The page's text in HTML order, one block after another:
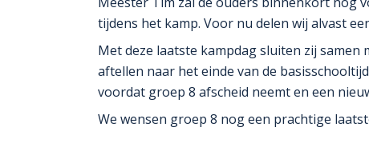
tijdens het kamp. Voor nu delen wij alvast
Met deze laatste kampdag sluiten zij
aftellen naar het einde van de
voordat groep 8 afscheid neemt en een
We wensen groep 8 nog een prachtige